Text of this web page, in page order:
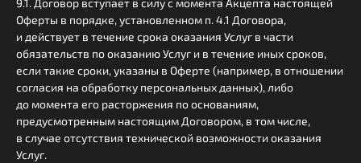
9.1. Договор вступает в силу с момента Акцепта настоящей
Оферты в порядке, установленном п. 4.1 Договора,
и действует в течение срока оказания Услуг в части
обязательств по оказанию Услуг и в течение иных сроков,
если такие сроки, указаны в Оферте (например, в отношении
согласия на обработку персональных данных), либо
до момента его расторжения по основаниям,
предусмотренным настоящим Договором, в том числе,
в случае отсутствия технической возможности оказания
Услуг.